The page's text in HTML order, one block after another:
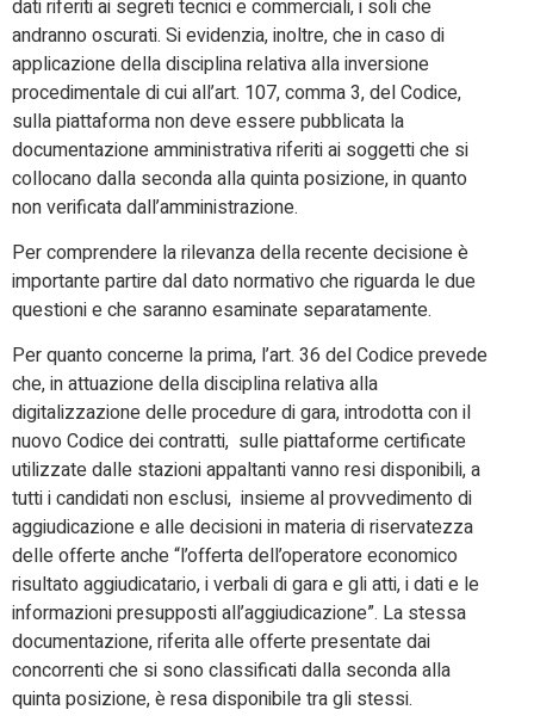
dati riferiti ai segreti tecnici e commerciali, i soli che
andranno oscurati. Si evidenzia, inoltre, che in caso di
applicazione della disciplina relativa alla inversione
procedimentale di cui all’art. 107, comma 3, del Codice,
sulla piattaforma non deve essere pubblicata la
documentazione amministrativa riferiti ai soggetti che si
collocano dalla seconda alla quinta posizione, in quanto
non verificata dall’amministrazione.
Per comprendere la rilevanza della recente decisione è
importante partire dal dato normativo che riguarda le due
questioni e che saranno esaminate separatamente.
Per quanto concerne la prima, l’art. 36 del Codice prevede
che, in attuazione della disciplina relativa alla
digitalizzazione delle procedure di gara, introdotta con il
nuovo Codice dei contratti, sulle piattaforme certificate
utilizzate dalle stazioni appaltanti vanno resi disponibili, a
tutti i candidati non esclusi, insieme al provvedimento di
aggiudicazione e alle decisioni in materia di riservatezza
delle offerte anche “l’offerta dell’operatore economico
risultato aggiudicatario, i verbali di gara e gli atti, i dati e le
informazioni presupposti all’aggiudicazione”. La stessa
documentazione, riferita alle offerte presentate dai
concorrenti che si sono classificati dalla seconda alla
quinta posizione, è resa disponibile tra gli stessi.